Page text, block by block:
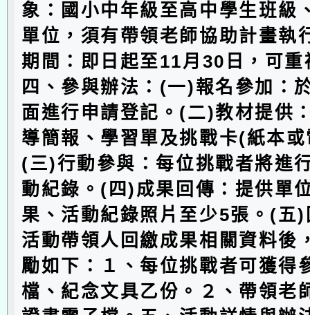
象：國小中年級至高中學生班級
單位，須有帶領老師協助計畫執
期間：即日起至11月30日，可重
四、參與辦法：(一)報名參加：
面進行申請登記。(二)教材提供
導簡報、學習單及挑戰卡(紙本
(三)行動參與：每位挑戰者將進
動紀錄。(四)成果回傳：提供單
果、活動紀錄照片至少5張。(五
活動帶領人回繳成果相關資料後
勵如下：１、每位挑戰者可獲得
檔、紀念文具乙份。２、帶領老